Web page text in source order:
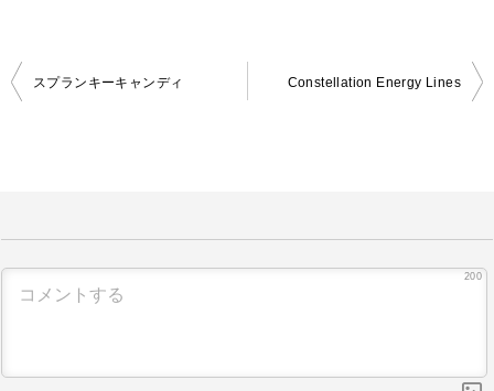
投
ー
シ
スプランキーキャンディ Constellation Energy Lines
200